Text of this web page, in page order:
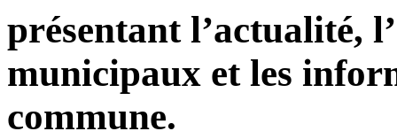
présentant l’actualité,
municipaux et les
commune.